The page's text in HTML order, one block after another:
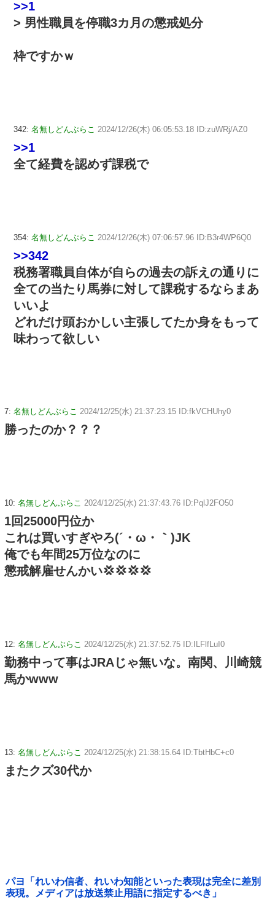
>>1
> 男性職員を停職3カ月の懲戒処分
枠ですかｗ
342: 名無しどんぶらこ 2024/12/26(木) 06:05:53.18 ID:zuWRj/AZ0
>>1
全て経費を認めず課税で
354: 名無しどんぶらこ 2024/12/26(木) 07:06:57.96 ID:B3r4WP6Q0
>>342
税務署職員自体が自らの過去の訴えの通りに
全ての当たり馬券に対して課税するならまあ
いいよ
どれだけ頭おかしい主張してたか身をもって
味わって欲しい
7: 名無しどんぶらこ 2024/12/25(水) 21:37:23.15 ID:fkVCHUhy0
勝ったのか？？？
10: 名無しどんぶらこ 2024/12/25(水) 21:37:43.76 ID:PqlJ2FO50
1回25000円位か
これは買いすぎやろ(´・ω・｀)JK
俺でも年間25万位なのに
懲戒解雇せんかい💢💢💢💢
12: 名無しどんぶらこ 2024/12/25(水) 21:37:52.75 ID:ILFlfLuI0
勤務中って事はJRAじゃ無いな。南関、川崎競
馬かwww
13: 名無しどんぶらこ 2024/12/25(水) 21:38:15.64 ID:TbtHbC+c0
またクズ30代か
パヨ「れいわ信者、れいわ知能といった表現は完全に差別
表現。メディアは放送禁止用語に指定するべき」